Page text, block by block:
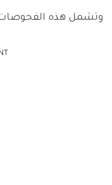
وتشمل هذه الفحوصات